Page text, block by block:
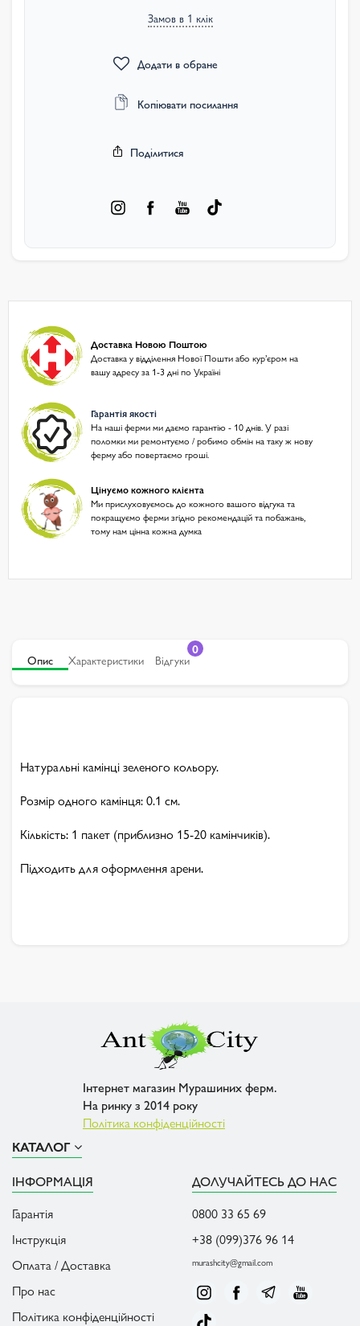
Замов в 1 клік
Додати в обране
Копіювати посилання
Поділитися
Доставка Новою Поштою
Доставка у відділення Нової Пошти або курʼєром на
вашу адресу за 1-3 дні по Україні
Гарантія якості
На наші ферми ми даємо гарантію - 10 днів. У разі
поломки ми ремонтуємо / робимо обмін на таку ж нову
ферму або повертаємо гроші.
Цінуємо кожного клієнта
Ми прислуховуємось до кожного вашого відгука та
покращуємо ферми згідно рекомендацій та побажань,
тому нам цінна кожна думка
Опис Характеристики Відгуки
0
Натуральні камінці зеленого кольору.
Розмір одного камінця: 0.1 см.
Кількість: 1 пакет (приблизно 15-20 камінчиків).
Підходить для оформлення арени.
Інтернет магазин Мурашиних ферм.
На ринку з 2014 року
Політика конфіденційності
КАТАЛОГ
ІНФОРМАЦІЯ
Гарантія
Інструкція
Оплата / Доставка
Про нас
Політика конфіденційності
ДОЛУЧАЙТЕСЬ ДО НАС
0800 33 65 69
+38 (099)376 96 14
murashcity@gmail.com